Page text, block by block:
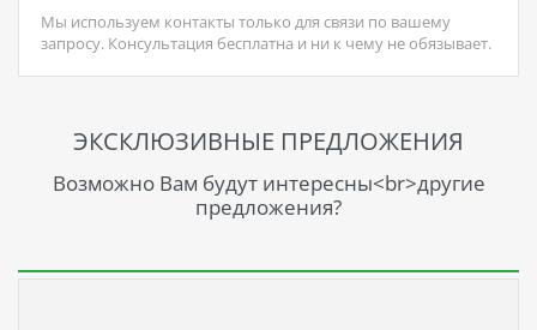
Мы используем контакты только для связи по вашему
запросу. Консультация бесплатна и ни к чему не обязывает.
ЭКСКЛЮЗИВНЫЕ ПРЕДЛОЖЕНИЯ
Возможно Вам будут интересны<br>другие
предложения?